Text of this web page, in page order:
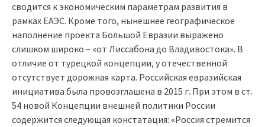
сводится к экономическим параметрам развития в
рамках ЕАЭС. Кроме того, нынешнее географическое
наполнение проекта Большой Евразии выражено
слишком широко – «от Лиссабона до Владивостока». В
отличие от турецкой концепции, у отечественной
отсутствует дорожная карта. Российская евразийская
инициатива была провозглашена в 2015 г. При этом в ст.
54 новой Концепции внешней политики России
содержится следующая констатация: «Россия стремится